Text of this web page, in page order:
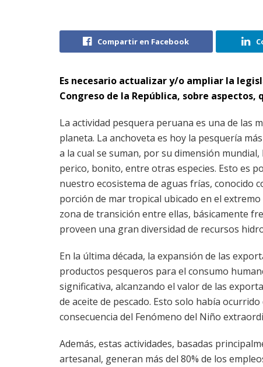
Compartir en Facebook
Es necesario actualizar y/o ampliar la
Congreso de la República, sobre
La actividad pesquera peruana es una de las
planeta. La anchoveta es hoy la pesquería
a la cual se suman, por su dimensión mundial,
perico, bonito, entre otras especies. Esto es
nuestro ecosistema de aguas frías, conocido
porción de mar tropical ubicado en el
zona de transición entre ellas, básicamente
proveen una gran diversidad de recursos
En la última década, la expansión de las
productos pesqueros para el consumo
significativa, alcanzando el valor de las
de aceite de pescado. Esto solo había ocurrido
consecuencia del Fenómeno del Niño
Además, estas actividades, basadas
artesanal, generan más del 80% de los